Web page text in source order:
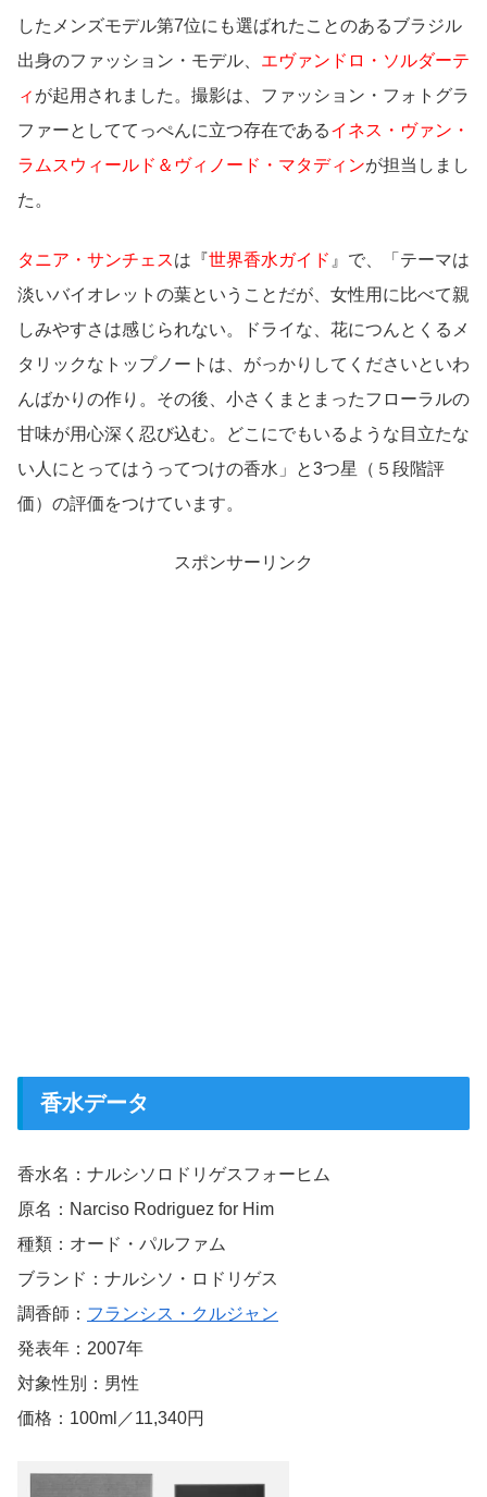
したメンズモデル第7位にも選ばれたことのあるブラジル
出身のファッション・モデル、 エヴァンドロ・ソルダーテ
ィ が起用されました。撮影は、ファッション・フォトグラ
ファーとしててっぺんに立つ存在であるイネス・ヴァン・
ラムスウィールド＆ヴィノード・マタディンが担当しまし
た。
タニア・サンチェスは『世界香水ガイド 』で、「テーマは
淡いバイオレットの葉ということだが、女性用に比べて親
しみやすさは感じられない。ドライな、花につんとくるメ
タリックなトップノートは、がっかりしてくださいといわ
んばかりの作り。その後、小さくまとまったフローラルの
甘味が用心深く忍び込む。どこにでもいるような目立たな
い人にとってはうってつけの香水」と3つ星（５段階評
価）の評価をつけています。
スポンサーリンク
香水データ
香水名：ナルシソロドリゲスフォーヒム
原名：Narciso Rodriguez for Him
種類：オード・パルファム
ブランド：ナルシソ・ロドリゲス
調香師： フランシス・クルジャン
発表年：2007年
対象性別：男性
価格：100ml／11,340円